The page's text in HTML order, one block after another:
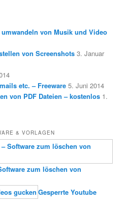
von Musik und Video
von Screenshots 3. Januar
etc. – Freeware 5. Juni 2014
von PDF Dateien – kostenlos 1.
& VORLAGEN
zum löschen von
Gesperrte Youtube